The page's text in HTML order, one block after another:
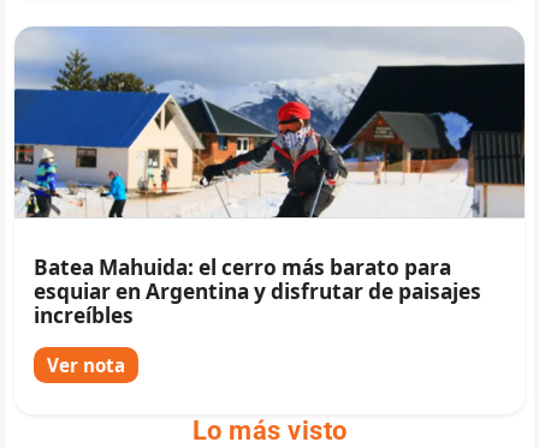
Batea Mahuida: el cerro más barato para
esquiar en Argentina y disfrutar de paisajes
increíbles
Ver nota
Lo más visto